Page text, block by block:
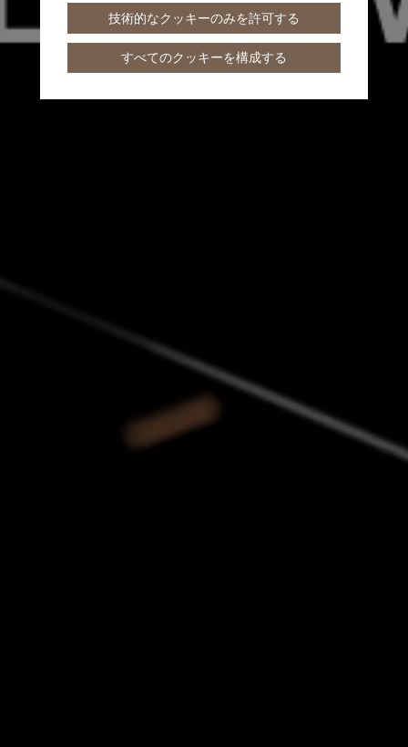
技術的なクッキーのみを許可する
すべてのクッキーを構成する